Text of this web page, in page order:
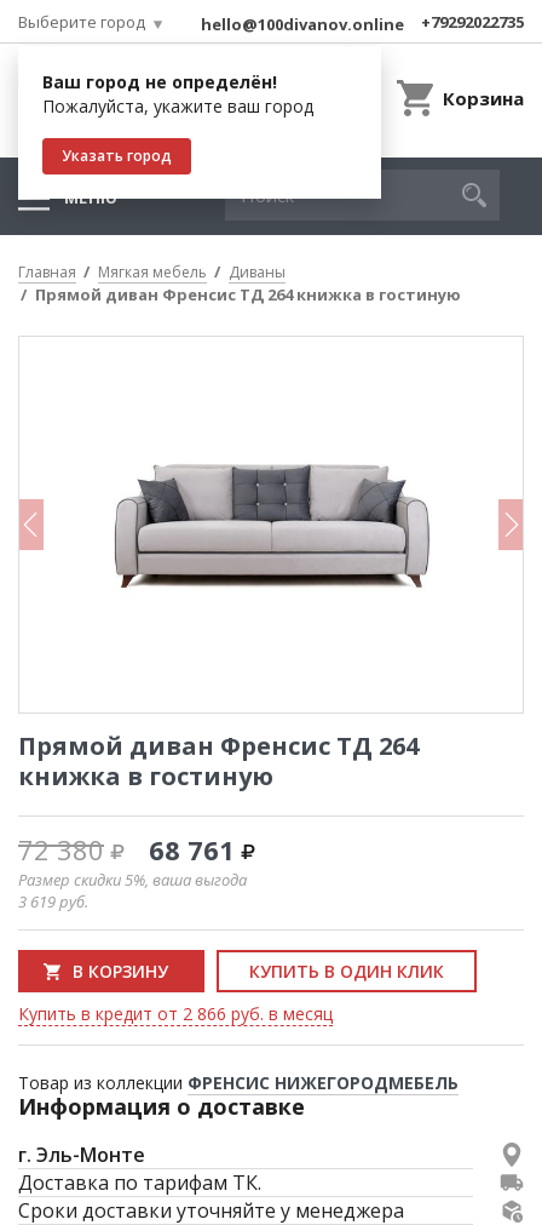
Выберите город
Ваш город не определён!
Пожалуйста, укажите ваш город
Указать город
hello@100divanov.online +79292022735
Корзина
МЕНЮ
Главная Мягкая мебель Диваны
Прямой диван Френсис ТД 264 книжка в гостиную
Прямой диван Френсис ТД 264
книжка в гостиную
72 380 68 761
Размер скидки 5%, ваша выгода
3 619руб.
В КОРЗИНУ
КУПИТЬ В ОДИН КЛИК
Купить в кредит от 2 866 руб. в месяц
Товар из коллекции ФРЕНСИС НИЖЕГОРОДМЕБЕЛЬ
Информация о доставке
г. Эль-Монте
Доставка по тарифам ТК.
Сроки доставки уточняйте у менеджера